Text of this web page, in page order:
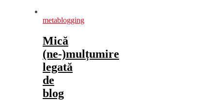
metablogging
Mică
(ne-)mulțumire
legată
de
blog